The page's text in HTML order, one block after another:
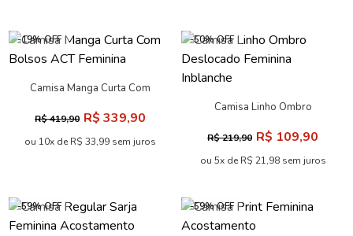
-19% OFF
Camisa Manga Curta Com
R$ 419,90 R$ 339,90
ou 10x de R$ 33,99 sem juros
-50% OFF
Camisa Linho Ombro
Inblanche
R$ 219,90 R$ 109,90
ou 5x de R$ 21,98 sem juros
-59% OFF -59% OFF